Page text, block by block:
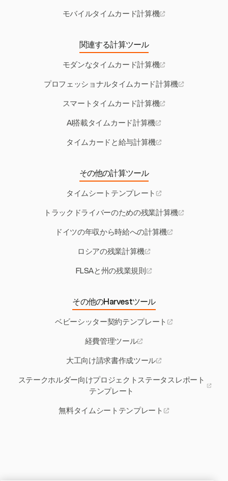
モバイルタイムカード計算機
関連する計算ツール
モダンなタイムカード計算機
プロフェッショナルタイムカード計算機
スマートタイムカード計算機
AI搭載タイムカード計算機
タイムカードと給与計算機
その他の計算ツール
タイムシートテンプレート
トラックドライバーのための残業計算機
ドイツの年収から時給への計算機
ロシアの残業計算機
FLSAと州の残業規則
その他のHarvestツール
ベビーシッター契約テンプレート
経費管理ツール
大工向け請求書作成ツール
ステークホルダー向けプロジェクトステータスレポート
テンプレート
無料タイムシートテンプレート